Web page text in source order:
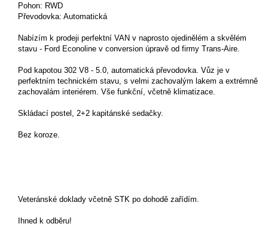
Pohon: RWD
Převodovka: Automatická
Nabízím k prodeji perfektní VAN v naprosto ojedinělém a skvělém
stavu - Ford Econoline v conversion úpravě od firmy Trans-Aire.
Pod kapotou 302 V8 - 5.0, automatická převodovka. Vůz je v
perfektním technickém stavu, s velmi zachovalým lakem a extrémně
zachovalám interiérem. Vše funkční, včetně klimatizace.
Skládací postel, 2+2 kapitánské sedačky.
Bez koroze.
Veteránské doklady včetně STK po dohodě zařídím.
Ihned k odběru!